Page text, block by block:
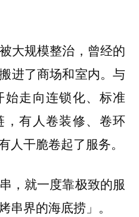
大规模整治，曾经的
进了商场和室内。与
走向连锁化、标准
有人卷装修、卷环
人干脆卷起了服务。
，就一度靠极致的服
串界的海底捞」。